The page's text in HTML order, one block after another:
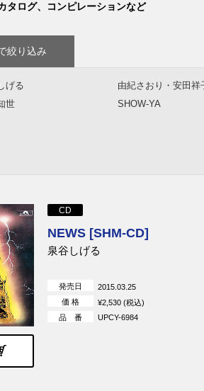
ログ、コンピレーションなど
絞り込み
げる 由紀さおり・安田祥
世
SHOW-YA
CD
NEWS [SHM-CD]
泉谷しげる
発売日
2015.03.25
価 格
¥2,530 (税込)
品 番
UPCY-6984